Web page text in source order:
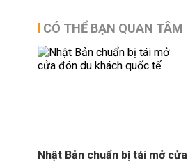
CÓ THỂ BẠN QUAN TÂM
Nhật Bản chuẩn bị tái mở cửa